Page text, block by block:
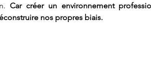
Car créer un environnement
nos propres biais.